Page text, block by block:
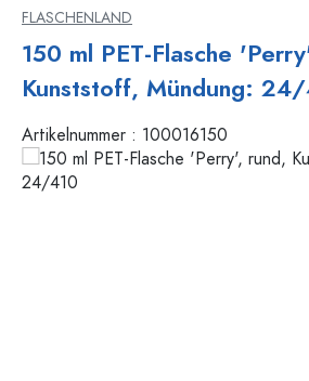
FLASCHENLAND
150 ml PET-Flasche
Kunststoff, Mündung:
Artikelnummer : 100016150